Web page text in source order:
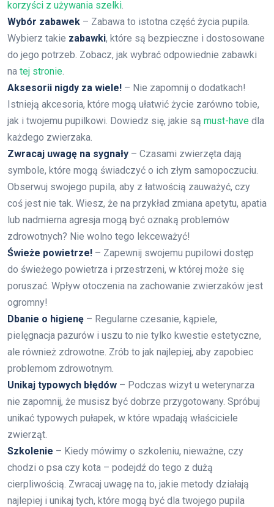
korzyści z używania szelki.
Wybór zabawek – Zabawa to istotna część życia pupila.
Wybierz takie zabawki, które są bezpieczne i dostosowane
do jego potrzeb. Zobacz, jak wybrać odpowiednie zabawki
na tej stronie.
Aksesorii nigdy za wiele! – Nie zapomnij o dodatkach!
Istnieją akcesoria, które mogą ułatwić życie zarówno tobie,
jak i twojemu pupilkowi. Dowiedz się, jakie są must-have dla
każdego zwierzaka.
Zwracaj uwagę na sygnały – Czasami zwierzęta dają
symbole, które mogą świadczyć o ich złym samopoczuciu.
Obserwuj swojego pupila, aby z łatwością zauważyć, czy
coś jest nie tak. Wiesz, że na przykład zmiana apetytu, apatia
lub nadmierna agresja mogą być oznaką problemów
zdrowotnych? Nie wolno tego lekceważyć!
Świeże powietrze! – Zapewnij swojemu pupilowi dostęp
do świeżego powietrza i przestrzeni, w której może się
poruszać. Wpływ otoczenia na zachowanie zwierzaków jest
ogromny!
Dbanie o higienę – Regularne czesanie, kąpiele,
pielęgnacja pazurów i uszu to nie tylko kwestie estetyczne,
ale również zdrowotne. Zrób to jak najlepiej, aby zapobiec
problemom zdrowotnym.
Unikaj typowych błędów – Podczas wizyt u weterynarza
nie zapomnij, że musisz być dobrze przygotowany. Spróbuj
unikać typowych pułapek, w które wpadają właściciele
zwierząt.
Szkolenie – Kiedy mówimy o szkoleniu, nieważne, czy
chodzi o psa czy kota – podejdź do tego z dużą
cierpliwością. Zwracaj uwagę na to, jakie metody działają
najlepiej i unikaj tych, które mogą być dla twojego pupila